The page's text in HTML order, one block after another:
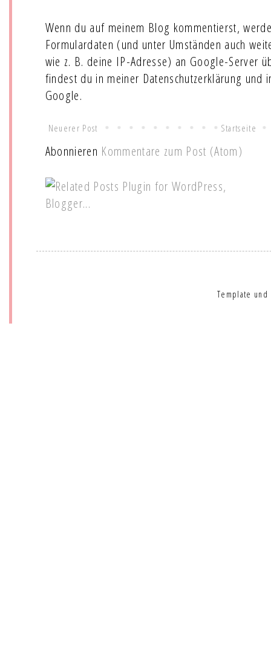
Wenn du auf meinem Blog kommentierst,
Formulardaten (und unter Umständen auch
wie z. B. deine IP-Adresse) an Google-Server
findest du in meiner Datenschutzerklärung und
Google.
Neuerer Post Startseite
Abonnieren Kommentare zum Post (Atom)
Template